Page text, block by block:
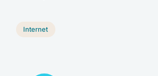
Internet